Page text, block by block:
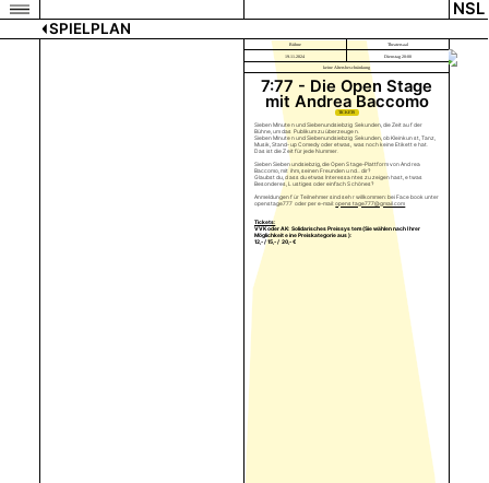
NSL
SPIELPLAN
Bühne Theatersaal
19.11.2024 Dienstag 20:00
keine Altersbeschränkung
7:77 - Die Open Stage
mit Andrea Baccomo
TICKETS
Sieben Minuten und Siebenundsiebzig Sekunden, die Zeit auf der
Bühne, um das Publikum zu überzeugen.
Sieben Minuten und Siebenundsiebzig Sekunden, ob Kleinkunst, Tanz,
Musik, Stand-up Comedy oder etwas, was noch keine Etikette hat.
Das ist die Zeit für jede Nummer.
Sieben Siebenundsiebzig, die Open Stage-Plattform von Andrea
Baccomo, mit ihm, seinen Freunden und... dir?
Glaubst du, dass du etwas Interessantes zu zeigen hast, etwas
Besonderes, Lustiges oder einfach Schönes?
Anmeldungen für Teilnehmer sind sehr willkommen: bei Facebook unter
openstage777 oder per e-mail:openstage777@gmail.com
Tickets:
VVK oder AK: Solidarisches Preissystem (Sie wählen nach Ihrer
Möglichkeit eine Preiskategorie aus):
12,- / 15,- / 20,- €